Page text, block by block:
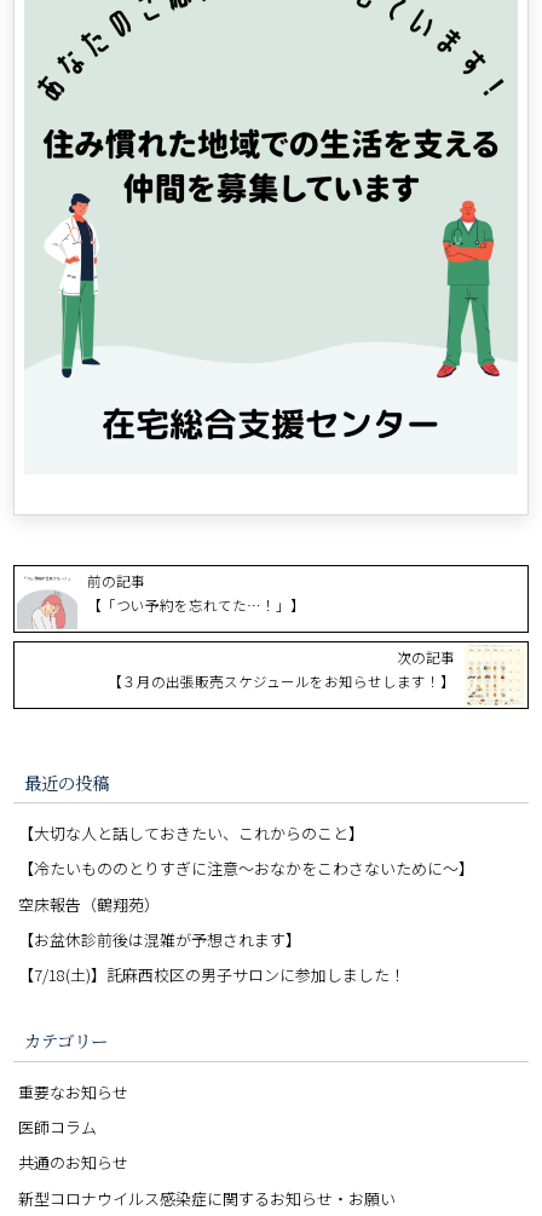
前の記事
【「つい予約を忘れてた…！」】
次の記事
【３月の出張販売スケジュールをお知らせします！】
最近の投稿
【大切な人と話しておきたい、これからのこと】
【冷たいもののとりすぎに注意〜おなかをこわさないために〜】
空床報告（鶴翔苑）
【お盆休診前後は混雑が予想されます】
【7/18(土)】託麻西校区の男子サロンに参加しました！
カテゴリー
重要なお知らせ
医師コラム
共通のお知らせ
新型コロナウイルス感染症に関するお知らせ・お願い